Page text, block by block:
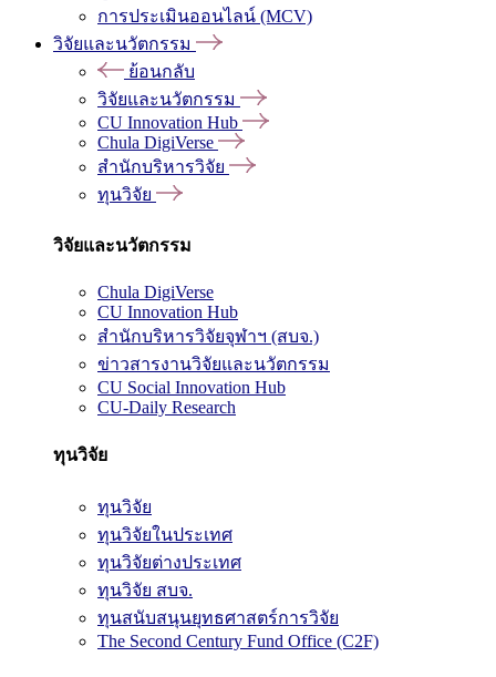
การประเมินออนไลน์ (MCV)
วิจัยและนวัตกรรม
ย้อนกลับ
วิจัยและนวัตกรรม
CU Innovation Hub
Chula DigiVerse
สำนักบริหารวิจัย
ทุนวิจัย
วิจัยและนวัตกรรม
Chula DigiVerse
CU Innovation Hub
สำนักบริหารวิจัยจุฬาฯ (สบจ.)
ข่าวสารงานวิจัยและนวัตกรรม
CU Social Innovation Hub
CU-Daily Research
ทุนวิจัย
ทุนวิจัย
ทุนวิจัยในประเทศ
ทุนวิจัยต่างประเทศ
ทุนวิจัย สบจ.
ทุนสนับสนุนยุทธศาสตร์การวิจัย
The Second Century Fund Office (C2F)